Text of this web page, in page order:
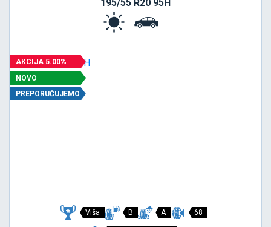
195/55 R20 95H
AKCIJA 5.00%
NOVO
PREPORUČUJEMO
Viša B A 68